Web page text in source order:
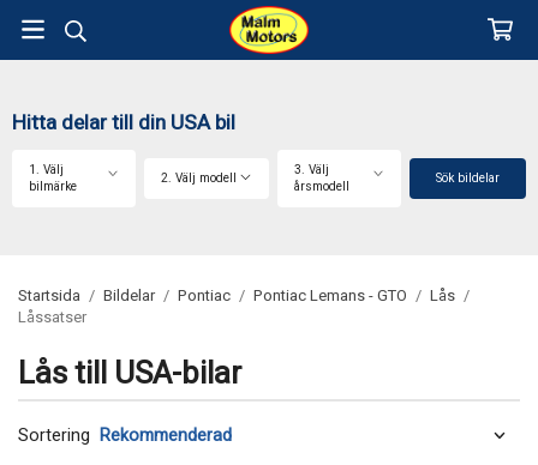
Hitta delar till din USA bil
1. Välj
bilmärke
2. Välj modell
3. Välj
årsmodell
Sök bildelar
Startsida / Bildelar / Pontiac / Pontiac Lemans - GTO / Lås /
Låssatser
Lås till USA-bilar
Sortering